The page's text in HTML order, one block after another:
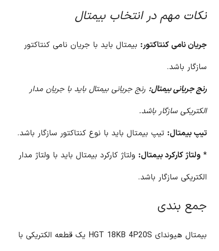
نکات مهم در انتخاب بیمتال
جریان نامی کنتاکتور: بیمتال باید با جریان نامی کنتاکتور
سازگار باشد.
رنج جریانی بیمتال: رنج جریانی بیمتال باید با جریان مدار
الکتریکی سازگار باشد.
تیپ بیمتال: تیپ بیمتال باید با نوع کنتاکتور سازگار باشد.
* ولتاژ کارکرد بیمتال: ولتاژ کارکرد بیمتال باید با ولتاژ مدار
الکتریکی سازگار باشد.
جمع بندی
بیمتال هیوندای HGT 18KB 4P20S یک قطعه الکتریکی با